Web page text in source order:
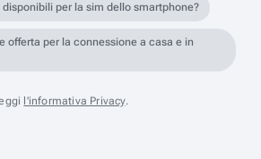
disponibili per la sim dello smartphone?
offerta per la connessione a casa e in
l'informativa Privacy.